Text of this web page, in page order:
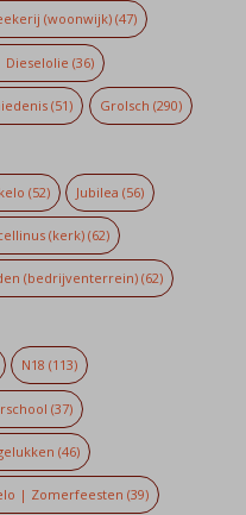
(woonwijk) (47)
Dieselolie (36)
(51) Grolsch (290)
(52) Jubilea (56)
(kerk)(62)
(bedrijventerrein)(62)
N18 (113)
(37)
(46)
| Zomerfeesten (39)